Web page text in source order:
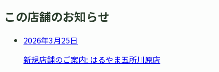
この店舗のお知らせ
2026年3月25日
新規店舗のご案内: はるやま五所川原店